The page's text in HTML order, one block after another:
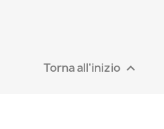
Torna all'inizio 